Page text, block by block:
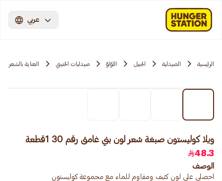
عربي
الرئيسية الصيدلية الجبيل اللؤلؤ صيدليات الخنيني العناية بالشعر
ويلا كوليستون صبغة شعر لون بني غامق رقم 30 1قطعة
48.3
الوصف